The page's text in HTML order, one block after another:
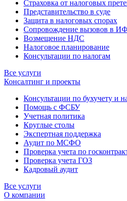
Страховка от налоговых
Представительство в суде
Защита в налоговых спорах
Сопровождение вызовов в
Возмещение НДС
Налоговое планирование
Консультации по налогам
Все услуги
Консалтинг и проекты
Консультации по бухучету и
Помощь с ФСБУ
Учетная политика
Круглые столы
Экспертная поддержка
Аудит по МСФО
Проверка учета по
Проверка учета ГОЗ
Кадровый аудит
Все услуги
О компании